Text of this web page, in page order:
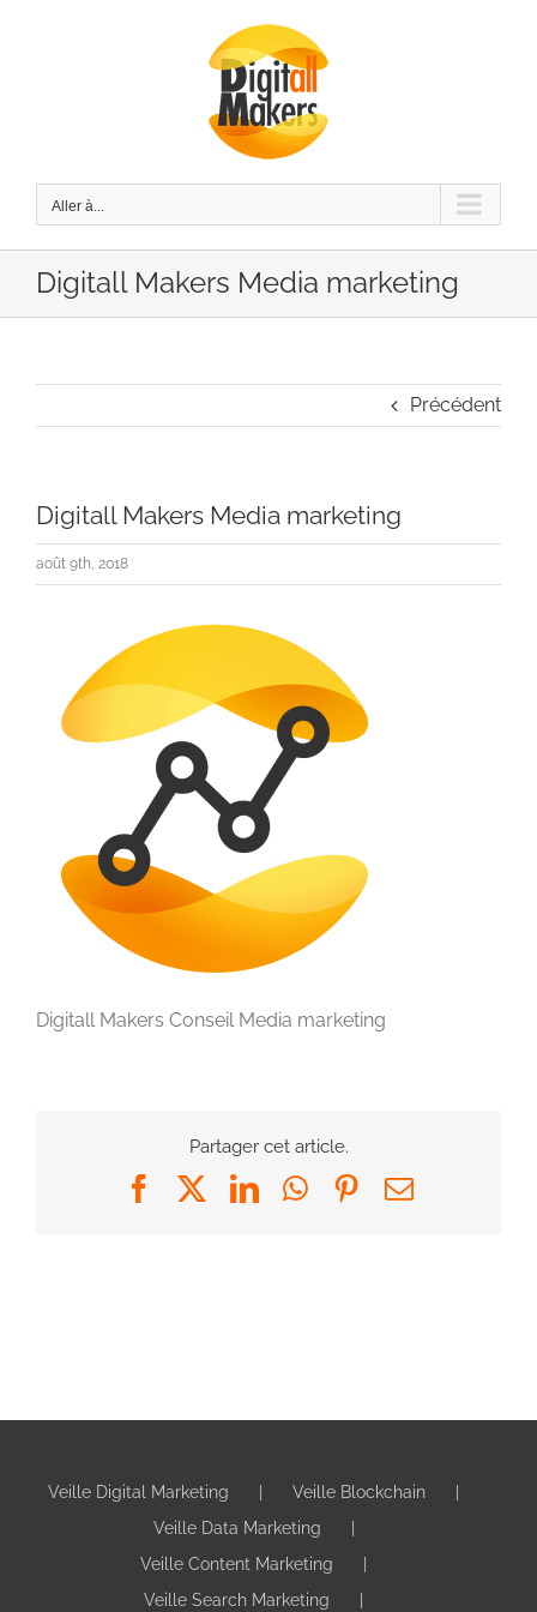
Aller à...
Digitall Makers Media marketing
Précédent
Digitall Makers Media marketing
août 9th, 2018
Digitall Makers Conseil Media marketing
Partager cet article.
FacebookLinkedInWhatsApp
Pinterest
Email
Veille Digital Marketing
Veille Blockchain
Veille Data Marketing
Veille Content Marketing
Veille Search Marketing